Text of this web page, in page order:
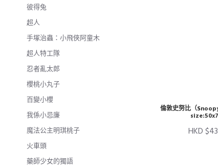
彼得兔
超人
手塚治蟲：小飛俠阿童木
超人特工隊
忍者亂太郎
櫻桃小丸子
百變小櫻
我係小忌廉
魔法公主明琪桃子
火車頭
藥師少女的獨語
倫敦史努比（
HKD